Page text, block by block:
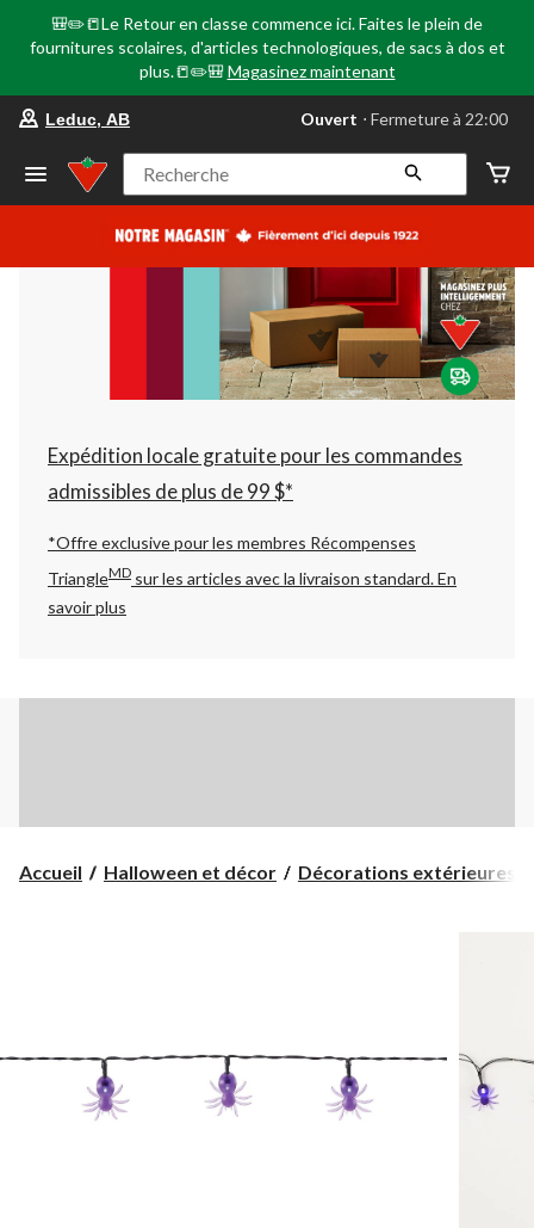
🎒✏️📒Le Retour en classe commence ici. Faites le plein de
fournitures scolaires, d'articles technologiques, de sacs à dos et
plus.📒✏️🎒 Magasinez maintenant
votre
préféré
Leduc,
AB,
courament
Fermeture
à
22:00
cliquer
pour
changer
Leduc, AB Ouvert ⋅ Fermeture à 22:00
Recherche
Expédition locale gratuite pour les commandes
admissibles de plus de 99 $*
*Offre exclusive pour les membres Récompenses
TriangleMD sur les articles avec la livraison standard.En
savoir plus
Accueil Halloween et décor Décorations extérieures